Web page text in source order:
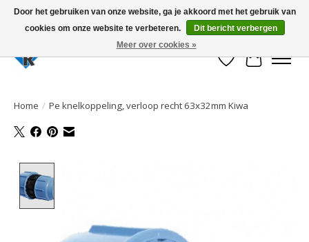
Large selection of products and fast shipping!
Verlanglijst
Home / Pe knelkoppeling, verloop recht 63x32mm Kiwa
Door het gebruiken van onze website, ga je akkoord met het gebruik van
cookies om onze website te verbeteren.
Dit bericht verbergen
Meer over cookies »